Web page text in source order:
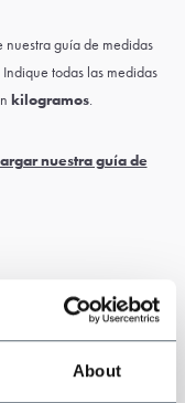
About
guía de medidas
todas las medidas
kilogramos.
nuestra guía de
plazo de entrega suele
de aduana y de